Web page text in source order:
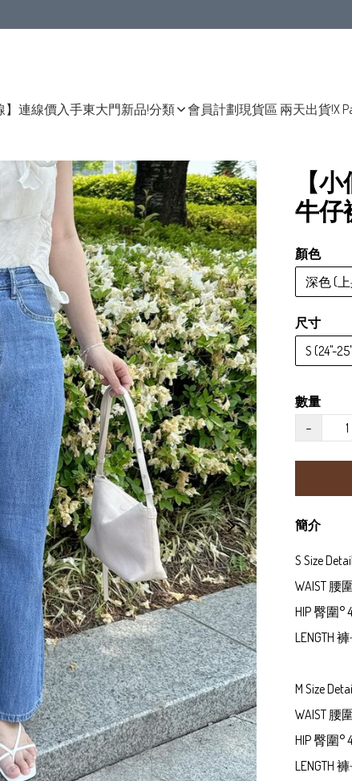
】連線價入手東大門新品!分類 會員計劃現貨區 兩天出貨!X
【
牛仔
顏色
深色 (
尺寸
S (24"-
數量
−
簡介
S Size
WAIST 腰
HIP 臀圍°
LENGTH
M Size
WAIST 腰
HIP 臀圍°
LENGTH